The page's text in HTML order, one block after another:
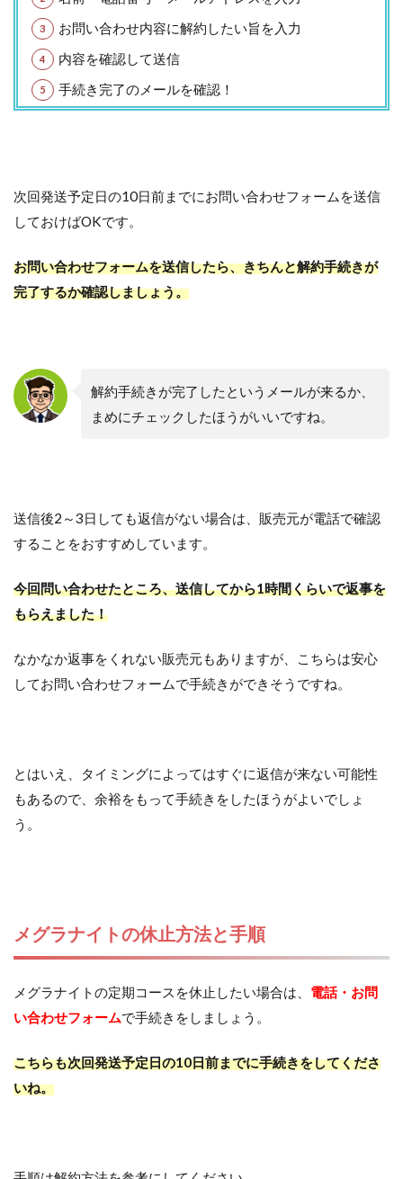
お問い合わせ内容に解約したい旨を入力
内容を確認して送信
手続き完了のメールを確認！
次回発送予定日の10日前までにお問い合わせフォームを送信
しておけばOKです。
お問い合わせフォームを送信したら、きちんと解約手続きが
完了するか確認しましょう。
解約手続きが完了したというメールが来るか、
まめにチェックしたほうがいいですね。
送信後2～3日しても返信がない場合は、販売元が電話で確認
することをおすすめしています。
今回問い合わせたところ、送信してから1時間くらいで返事を
もらえました！
なかなか返事をくれない販売元もありますが、こちらは安心
してお問い合わせフォームで手続きができそうですね。
とはいえ、タイミングによってはすぐに返信が来ない可能性
もあるので、余裕をもって手続きをしたほうがよいでしょ
う。
メグラナイトの休止方法と手順
メグラナイトの定期コースを休止したい場合は、 電話・お問
い合わせフォームで手続きをしましょう。
こちらも次回発送予定日の10日前までに手続きをしてくださ
いね。